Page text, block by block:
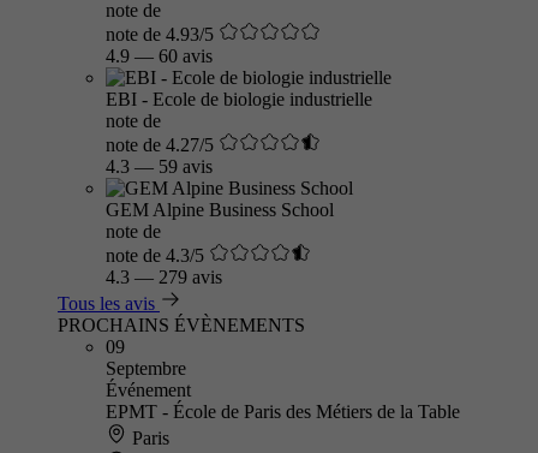
note de
note de 4.93/5
4.9 — 60 avis
EBI - Ecole de biologie industrielle
note de
note de 4.27/5
4.3 — 59 avis
GEM Alpine Business School
note de
note de 4.3/5
4.3 — 279 avis
Tous les avis
PROCHAINS ÉVÈNEMENTS
09
Septembre
Événement
EPMT - École de Paris des Métiers de la Table
Paris